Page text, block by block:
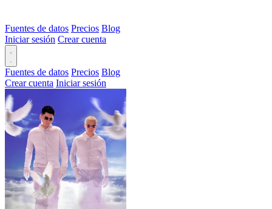
Fuentes de datos Precios Blog
Iniciar sesión Crear cuenta
Fuentes de datos Precios Blog
Crear cuenta Iniciar sesión